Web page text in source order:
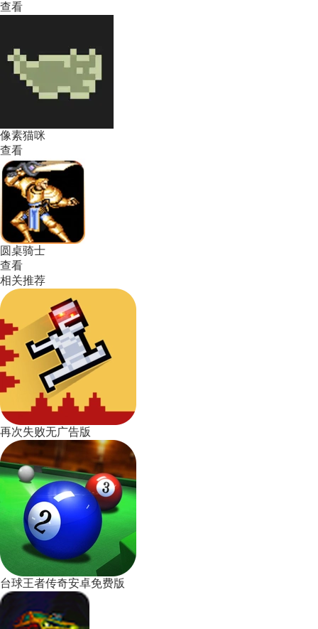
查看
像素猫咪
查看
圆桌骑士
查看
相关推荐
再次失败无广告版
台球王者传奇安卓免费版